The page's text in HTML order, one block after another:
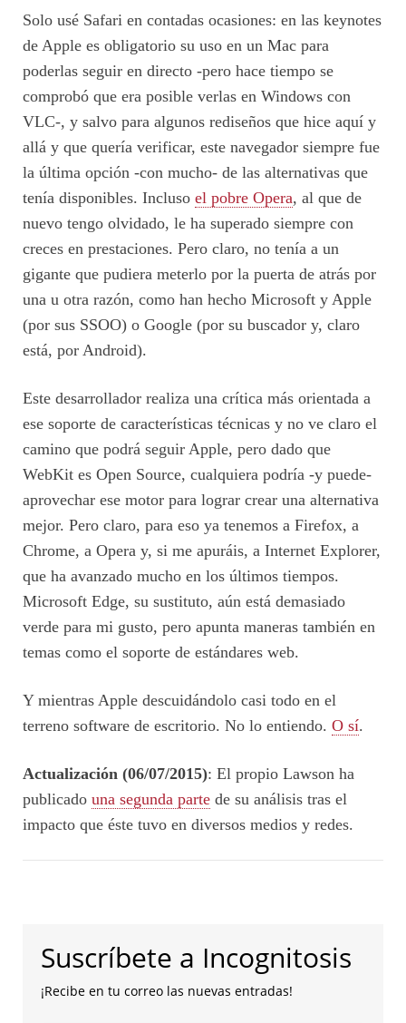
Solo usé Safari en contadas ocasiones: en las keynotes
de Apple es obligatorio su uso en un Mac para
poderlas seguir en directo -pero hace tiempo se
comprobó que era posible verlas en Windows con
VLC-, y salvo para algunos rediseños que hice aquí y
allá y que quería verificar, este navegador siempre fue
la última opción -con mucho- de las alternativas que
tenía disponibles. Incluso el pobre Opera, al que de
nuevo tengo olvidado, le ha superado siempre con
creces en prestaciones. Pero claro, no tenía a un
gigante que pudiera meterlo por la puerta de atrás por
una u otra razón, como han hecho Microsoft y Apple
(por sus SSOO) o Google (por su buscador y, claro
está, por Android).
Este desarrollador realiza una crítica más orientada a
ese soporte de características técnicas y no ve claro el
camino que podrá seguir Apple, pero dado que
WebKit es Open Source, cualquiera podría -y puede-
aprovechar ese motor para lograr crear una alternativa
mejor. Pero claro, para eso ya tenemos a Firefox, a
Chrome, a Opera y, si me apuráis, a Internet Explorer,
que ha avanzado mucho en los últimos tiempos.
Microsoft Edge, su sustituto, aún está demasiado
verde para mi gusto, pero apunta maneras también en
temas como el soporte de estándares web.
Y mientras Apple descuidándolo casi todo en el
terreno software de escritorio. No lo entiendo. O sí.
Actualización (06/07/2015): El propio Lawson ha
publicado una segunda parte de su análisis tras el
impacto que éste tuvo en diversos medios y redes.
Suscríbete a Incognitosis
¡Recibe en tu correo las nuevas entradas!